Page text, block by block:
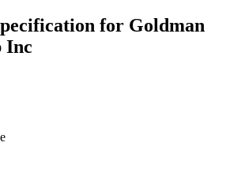
for Goldman
Inc